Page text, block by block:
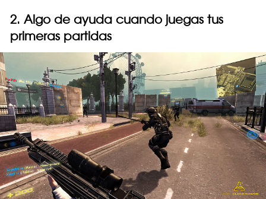
2. Algo de ayuda cuando juegas tus
primeras partidas